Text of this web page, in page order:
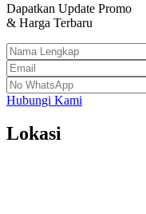
Dapatkan Update Promo
& Harga Terbaru
Hubungi Kami
Lokasi